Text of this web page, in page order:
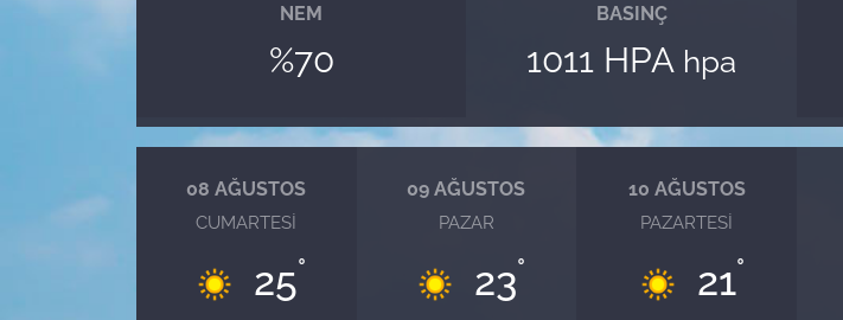
NEM
%70
BASINÇ
1011 HPA hpa
08 AĞUSTOS
CUMARTESI
25°
09 AĞUSTOS
PAZAR
23°
10 AĞUSTOS
PAZARTESI
21°